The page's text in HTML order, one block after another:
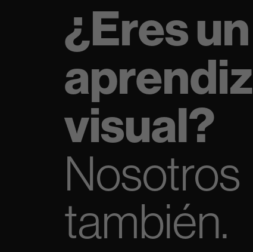
¿Eres un
aprendiz
visual?
Nosotros
también.